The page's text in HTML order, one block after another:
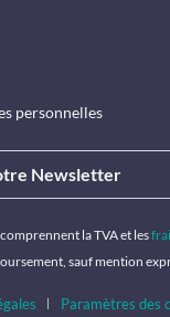
personnelles
Newsletter
la TVA et les
sauf mention
Paramètres des